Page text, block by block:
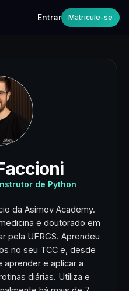
Entrar Matricule-se
de Python
da Asimov Academy.
e doutorado em
pela UFRGS. Aprendeu
no seu TCC e, desde
aprender e aplicar a
diárias. Utiliza e